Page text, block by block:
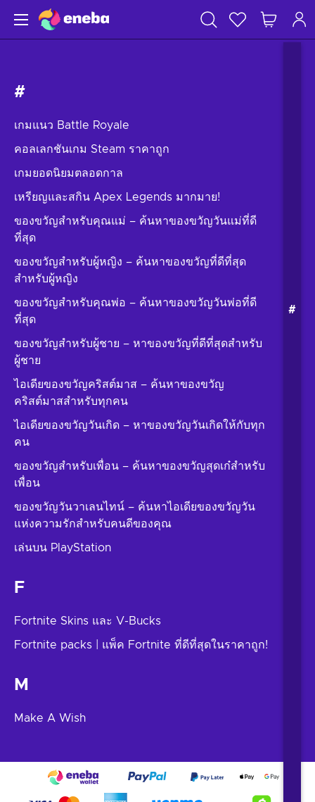
#
#
เกมแนว Battle Royale
คอลเลกชันเกม Steam ราคาถูก
เกมยอดนิยมตลอดกาล
เหรียญและสกิน Apex Legends มากมาย!
ของขวัญสำหรับคุณแม่ – ค้นหาของขวัญวันแม่ที่ดี
ที่สุด
ของขวัญสำหรับผู้หญิง – ค้นหาของขวัญที่ดีที่สุด
สำหรับผู้หญิง
ของขวัญสำหรับคุณพ่อ – ค้นหาของขวัญวันพ่อที่ดี
ที่สุด
ของขวัญสำหรับผู้ชาย – หาของขวัญที่ดีที่สุดสำหรับ
ผู้ชาย
ไอเดียของขวัญคริสต์มาส – ค้นหาของขวัญ
คริสต์มาสสำหรับทุกคน
ไอเดียของขวัญวันเกิด – หาของขวัญวันเกิดให้กับทุก
คน
ของขวัญสำหรับเพื่อน – ค้นหาของขวัญสุดเก๋สำหรับ
เพื่อน
ของขวัญวันวาเลนไทน์ – ค้นหาไอเดียของขวัญวัน
แห่งความรักสำหรับคนดีของคุณ
เล่นบน PlayStation
F
Fortnite Skins และ V-Bucks
Fortnite packs | แพ็ค Fortnite ที่ดีที่สุดในราคาถูก!
M
Make A Wish